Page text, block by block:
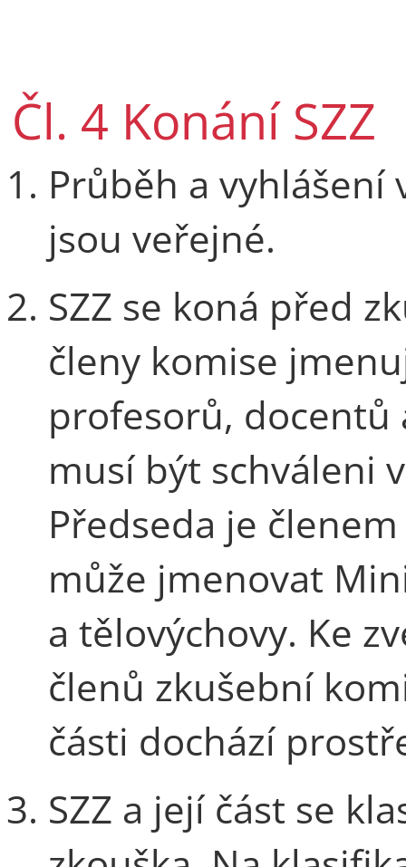
Čl. 4 Konání SZZ
Průběh a vyhlášení
jsou veřejné.
SZZ se koná před
členy komise
profesorů,
musí být schváleni
Předseda je
může jmenovat
a tělovýchovy. Ke
členů zkušební
části dochází
SZZ a její část se